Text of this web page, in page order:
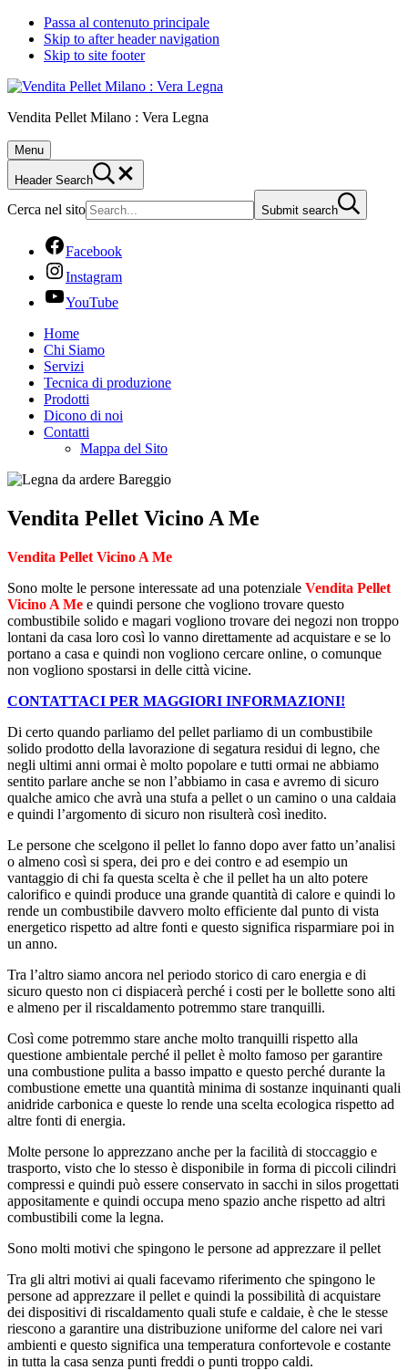
Passa al contenuto principale
Skip to after header navigation
Skip to site footer
Vendita Pellet Milano : Vera Legna
Menu
Header Search
Cerca nel sito Submit search
Facebook
Instagram
YouTube
Home
Chi Siamo
Servizi
Tecnica di produzione
Prodotti
Dicono di noi
Contatti
Mappa del Sito
Vendita Pellet Vicino A Me
Vendita Pellet Vicino A Me
Sono molte le persone interessate ad una potenziale Vendita Pellet
Vicino A Me e quindi persone che vogliono trovare questo
combustibile solido e magari vogliono trovare dei negozi non troppo
lontani da casa loro così lo vanno direttamente ad acquistare e se lo
portano a casa e quindi non vogliono cercare online, o comunque
non vogliono spostarsi in delle città vicine.
CONTATTACI PER MAGGIORI INFORMAZIONI!
Di certo quando parliamo del pellet parliamo di un combustibile
solido prodotto della lavorazione di segatura residui di legno, che
negli ultimi anni ormai è molto popolare e tutti ormai ne abbiamo
sentito parlare anche se non l’abbiamo in casa e avremo di sicuro
qualche amico che avrà una stufa a pellet o un camino o una caldaia
e quindi l’argomento di sicuro non risulterà così inedito.
Le persone che scelgono il pellet lo fanno dopo aver fatto un’analisi
o almeno così si spera, dei pro e dei contro e ad esempio un
vantaggio di chi fa questa scelta è che il pellet ha un alto potere
calorifico e quindi produce una grande quantità di calore e quindi lo
rende un combustibile davvero molto efficiente dal punto di vista
energetico rispetto ad altre fonti e questo significa risparmiare poi in
un anno.
Tra l’altro siamo ancora nel periodo storico di caro energia e di
sicuro questo non ci dispiacerà perché i costi per le bollette sono alti
e almeno per il riscaldamento potremmo stare tranquilli.
Così come potremmo stare anche molto tranquilli rispetto alla
questione ambientale perché il pellet è molto famoso per garantire
una combustione pulita a basso impatto e questo perché durante la
combustione emette una quantità minima di sostanze inquinanti quali
anidride carbonica e queste lo rende una scelta ecologica rispetto ad
altre fonti di energia.
Molte persone lo apprezzano anche per la facilità di stoccaggio e
trasporto, visto che lo stesso è disponibile in forma di piccoli cilindri
compressi e quindi può essere conservato in sacchi in silos progettati
appositamente e quindi occupa meno spazio anche rispetto ad altri
combustibili come la legna.
Sono molti motivi che spingono le persone ad apprezzare il pellet
Tra gli altri motivi ai quali facevamo riferimento che spingono le
persone ad apprezzare il pellet e quindi la possibilità di acquistare
dei dispositivi di riscaldamento quali stufe e caldaie, è che le stesse
riescono a garantire una distribuzione uniforme del calore nei vari
ambienti e questo significa una temperatura confortevole e costante
in tutta la casa senza punti freddi o punti troppo caldi.